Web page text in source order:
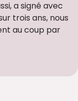
a signé avec
trois ans, nous
au coup par